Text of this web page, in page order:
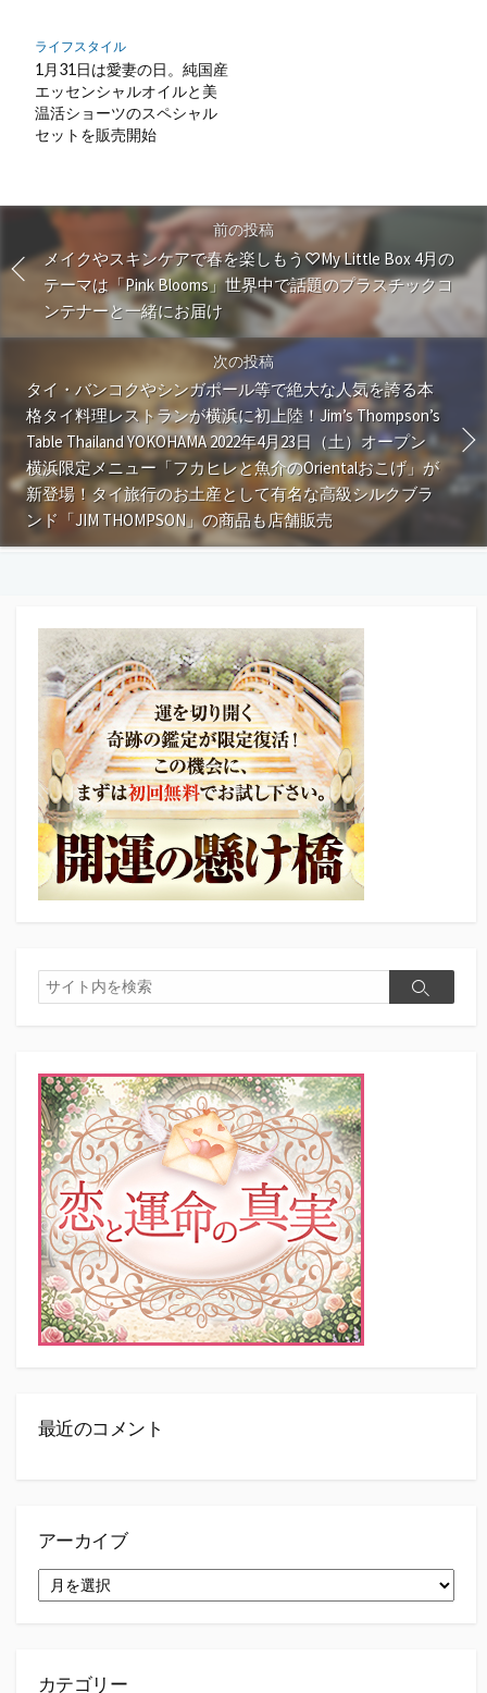
ライフスタイル
1月31日は愛妻の日。純国産
エッセンシャルオイルと美
温活ショーツのスペシャル
セットを販売開始
前の投稿
メイクやスキンケアで春を楽しもう♡My Little Box 4月の
テーマは「Pink Blooms」世界中で話題のプラスチックコ
ンテナーと一緒にお届け
次の投稿
タイ・バンコクやシンガポール等で絶大な人気を誇る本
格タイ料理レストランが横浜に初上陸！Jim’s Thompson’s
Table Thailand YOKOHAMA 2022年4月23日（土）オープン
横浜限定メニュー「フカヒレと魚介のOrientalおこげ」が
新登場！タイ旅行のお土産として有名な高級シルクブラ
ンド「JIM THOMPSON」の商品も店舗販売
検
索
検
最近のコメント
アーカイブ
ー
カテゴリー